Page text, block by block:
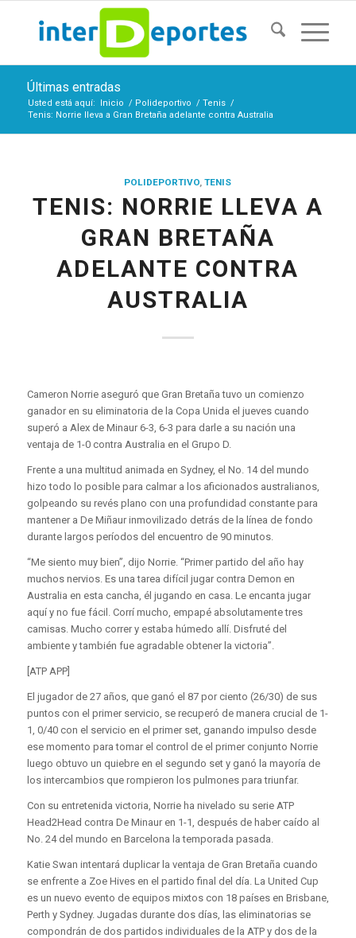
Últimas entradas
Usted está aquí: Inicio / Polideportivo / Tenis /
Tenis: Norrie lleva a Gran Bretaña adelante contra Australia
POLIDEPORTIVO,TENIS
TENIS: NORRIE LLEVA A
GRAN BRETAÑA
ADELANTE CONTRA
AUSTRALIA
Cameron Norrie aseguró que Gran Bretaña tuvo un comienzo
ganador en su eliminatoria de la Copa Unida el jueves cuando
superó a Alex de Minaur 6-3, 6-3 para darle a su nación una
ventaja de 1-0 contra Australia en el Grupo D.
Frente a una multitud animada en Sydney, el No. 14 del mundo
hizo todo lo posible para calmar a los aficionados australianos,
golpeando su revés plano con una profundidad constante para
mantener a De Miñaur inmovilizado detrás de la línea de fondo
durante largos períodos del encuentro de 90 minutos.
“Me siento muy bien”, dijo Norrie. “Primer partido del año hay
muchos nervios. Es una tarea difícil jugar contra Demon en
Australia en esta cancha, él jugando en casa. Le encanta jugar
aquí y no fue fácil. Corrí mucho, empapé absolutamente tres
camisas. Mucho correr y estaba húmedo allí. Disfruté del
ambiente y también fue agradable obtener la victoria”.
[ATP APP]
El jugador de 27 años, que ganó el 87 por ciento (26/30) de sus
puntos con el primer servicio, se recuperó de manera crucial de 1-
1, 0/40 con el servicio en el primer set, ganando impulso desde
ese momento para tomar el control de el primer conjunto Norrie
luego obtuvo un quiebre en el segundo set y ganó la mayoría de
los intercambios que rompieron los pulmones para triunfar.
Con su entretenida victoria, Norrie ha nivelado su serie ATP
Head2Head contra De Minaur en 1-1, después de haber caído al
No. 24 del mundo en Barcelona la temporada pasada.
Katie Swan intentará duplicar la ventaja de Gran Bretaña cuando
se enfrente a Zoe Hives en el partido final del día. La United Cup
es un nuevo evento de equipos mixtos con 18 países en Brisbane,
Perth y Sydney. Jugadas durante dos días, las eliminatorias se
compondrán de dos partidos individuales de la ATP y dos de la